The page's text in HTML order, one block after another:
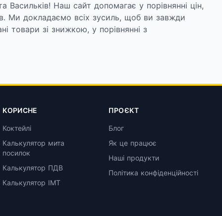
Наш сайт допомагає у порівнянні цін,
Ми докладаємо всіх зусиль, щоб ви завжди
товари зі знижкою, у порівнянні з
у місті Васильків. Від вишуканих вин до
скористатися найкращими цінами. Завдяки
Варус, Сільпо, Фоззі, Новус та інших. А також,
КОРИСНЕ
Коктейлі
Калькулятор мита
посилок
Калькулятор ПДВ
Калькулятор ІМТ
ПРОЄКТ
Блог
Як це працює
Наші продукти
Політика конфіденційності